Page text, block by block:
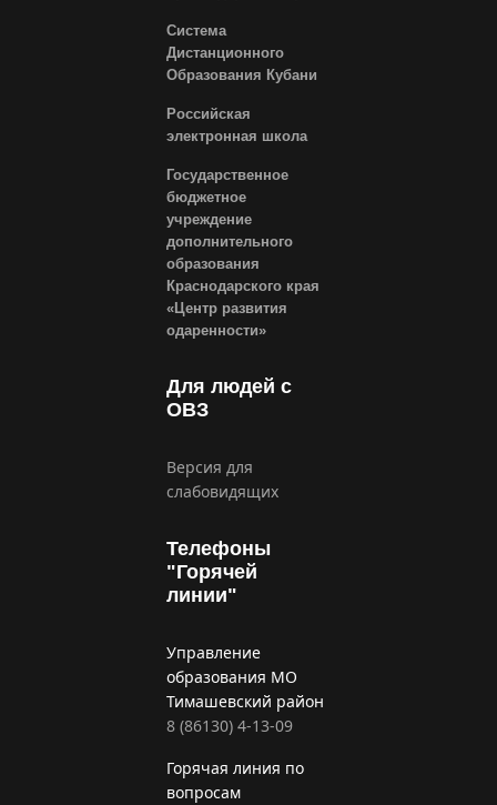
Система
Дистанционного
Образования Кубани
Российская
электронная школа
Государственное
бюджетное
учреждение
дополнительного
образования
Краснодарского края
«Центр развития
одаренности»
Для людей с
ОВЗ
Версия для
слабовидящих
Телефоны
"Горячей
линии"
Управление
образования МО
Тимашевский район
8 (86130) 4-13-09
Горячая линия по
вопросам